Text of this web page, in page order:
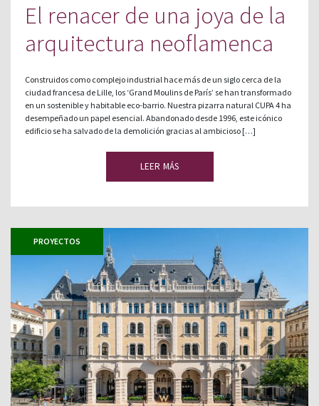
El renacer de una joya de la
arquitectura neoflamenca
Construidos como complejo industrial hace más de un siglo cerca de la
ciudad francesa de Lille, los ‘Grand Moulins de París’ se han transformado
en un sostenible y habitable eco-barrio. Nuestra pizarra natural CUPA 4 ha
desempeñado un papel esencial. Abandonado desde 1996, este icónico
edificio se ha salvado de la demolición gracias al ambicioso […]
LEER MÁS
PROYECTOS